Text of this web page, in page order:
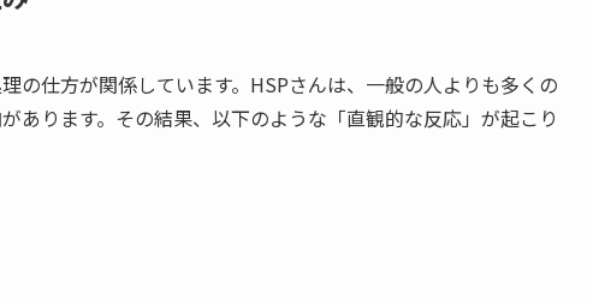
の仕方が関係しています。HSPさんは、一般の人よりも多くの
あります。その結果、以下のような「直観的な反応」が起こり